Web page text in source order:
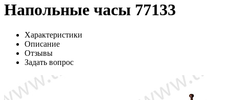
Напольные часы 77133
Характеристики
Описание
Отзывы
Задать вопрос